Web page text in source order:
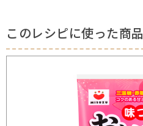
このレシピに使った商品